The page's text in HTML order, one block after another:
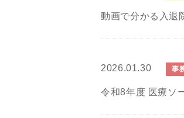
動画で分かる入退
2026.01.30 事
令和8年度 医療ソ